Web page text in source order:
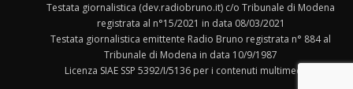
Testata giornalistica (dev.radiobruno.it) c/o Tribunale di Modena
registrata al n°15/2021 in data 08/03/2021
Testata giornalistica emittente Radio Bruno registrata n° 884 al
Tribunale di Modena in data 10/9/1987
Licenza SIAE SSP 5392/I/5136 per i contenuti multimediali.